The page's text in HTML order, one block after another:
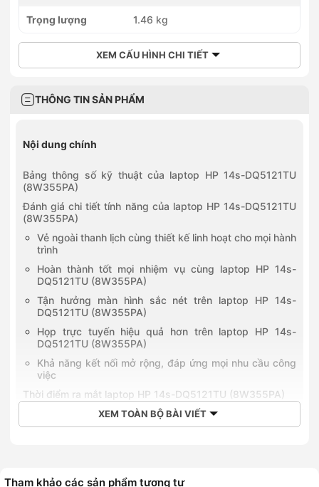
Trọng lượng 1.46 kg
XEM CẤU HÌNH CHI TIẾT
THÔNG TIN SẢN PHẨM
Nội dung chính
Bảng thông số kỹ thuật của laptop HP 14s-DQ5121TU
(8W355PA)
Đánh giá chi tiết tính năng của laptop HP 14s-DQ5121TU
(8W355PA)
Vẻ ngoài thanh lịch cùng thiết kế linh hoạt cho mọi hành
trình
Hoàn thành tốt mọi nhiệm vụ cùng laptop HP 14s-
DQ5121TU (8W355PA)
Tận hưởng màn hình sắc nét trên laptop HP 14s-
DQ5121TU (8W355PA)
Họp trực tuyến hiệu quả hơn trên laptop HP 14s-
DQ5121TU (8W355PA)
Khả năng kết nối mở rộng, đáp ứng mọi nhu cầu công
việc
Thời điểm ra mắt laptop HP 14s-DQ5121TU (8W355PA)
Giá bán của laptop HP 14s-DQ5121TU (8W355PA)
Về màn hình và camera
XEM TOÀN BỘ BÀI VIẾT
Tham khảo các sản phẩm tương tự